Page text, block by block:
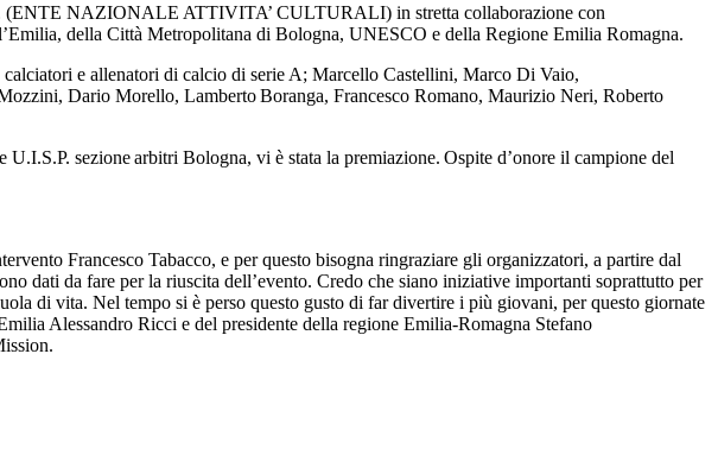
(ENTE NAZIONALE ATTIVITA’ CULTURALI) in stretta collaborazione con
della Città Metropolitana di Bologna, UNESCO e della Regione Emilia Romagna.
e allenatori di calcio di serie A; Marcello Castellini, Marco Di Vaio,
Dario Morello, Lamberto Boranga, Francesco Romano, Maurizio Neri, Roberto
sezione arbitri Bologna, vi è stata la premiazione. Ospite d’onore il campione del
Francesco Tabacco, e per questo bisogna ringraziare gli organizzatori, a partire dal
dati da fare per la riuscita dell’evento. Credo che siano iniziative importanti soprattutto per
di vita. Nel tempo si è perso questo gusto di far divertire i piu ̀ giovani, per questo giornate
Alessandro Ricci e del presidente della regione Emilia-Romagna Stefano